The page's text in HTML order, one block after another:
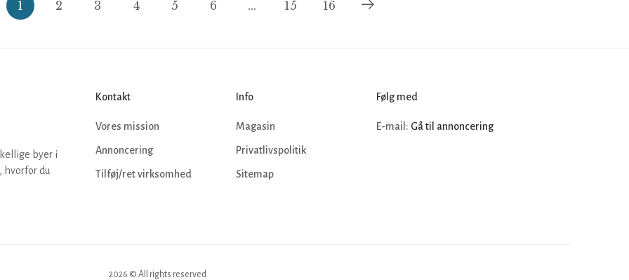
1 2 3 4 5 6 ... 15 16
byer i
hvorfor du
Kontakt
Vores mission
Annoncering
Tilføj/ret virksomhed
Info
Magasin
Privatlivspolitik
Sitemap
Følg med
E-mail: Gå til annoncering
2026 © All rights reserved